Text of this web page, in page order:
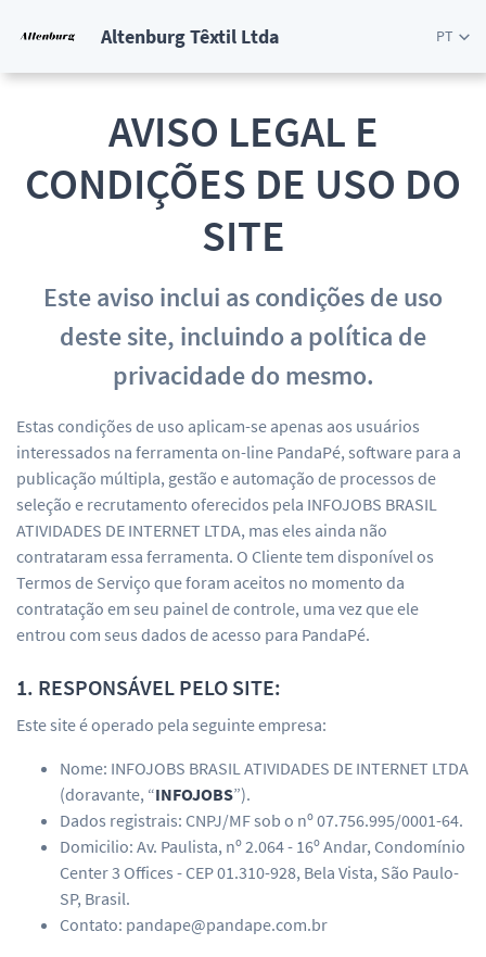
Altenburg Têxtil Ltda PT
AVISO LEGAL E
CONDIÇÕES DE USO DO
SITE
Este aviso inclui as condições de uso
deste site, incluindo a política de
privacidade do mesmo.
Estas condições de uso aplicam-se apenas aos usuários
interessados na ferramenta on-line PandaPé, software para a
publicação múltipla, gestão e automação de processos de
seleção e recrutamento oferecidos pela INFOJOBS BRASIL
ATIVIDADES DE INTERNET LTDA, mas eles ainda não
contrataram essa ferramenta. O Cliente tem disponível os
Termos de Serviço que foram aceitos no momento da
contratação em seu painel de controle, uma vez que ele
entrou com seus dados de acesso para PandaPé.
1. RESPONSÁVEL PELO SITE:
Este site é operado pela seguinte empresa:
Nome: INFOJOBS BRASIL ATIVIDADES DE INTERNET LTDA
(doravante, “INFOJOBS”).
Dados registrais: CNPJ/MF sob o nº 07.756.995/0001-64.
Domicilio: Av. Paulista, nº 2.064 - 16º Andar, Condomínio
Center 3 Offices - CEP 01.310-928, Bela Vista, São Paulo-
SP, Brasil.
Contato: pandape@pandape.com.br